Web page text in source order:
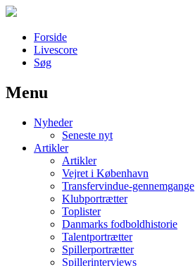
Forside
Livescore
Søg
Наши партнеры
лучшие займы
Menu
Nyheder
Seneste nyt
Artikler
Artikler
Vejret i København
Transfervindue-gennemgange
Klubportrætter
Toplister
Danmarks fodboldhistorie
Talentportrætter
Spillerportrætter
Spillerinterviews